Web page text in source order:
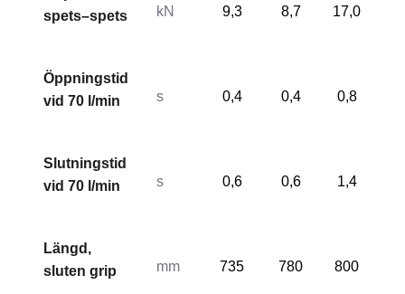
spets–spets
kN 9,3 8,7 17,0
Öppningstid
vid 70 l/min
s 0,4 0,4 0,8
Slutningstid
vid 70 l/min
s 0,6 0,6 1,4
Längd,
sluten grip
mm 735 780 800